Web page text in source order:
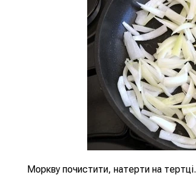
Моркву почистити, натерти на тертці.